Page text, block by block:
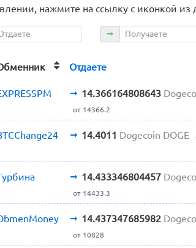
нажмите на ссылку с иконкой
Получаете
Отдаете
14.366164808643
от 14366.2
14.4011 Dogecoin DOGE
14.433346804457
от 14433.3
14.437347685982
от 10828